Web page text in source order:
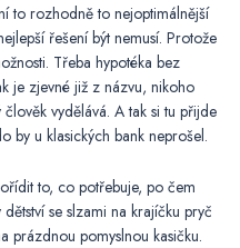
to rozhodně to nejoptimálnější
řešení být nemusí. Protože
Třeba hypotéka bez
je zjevné již z názvu, nikoho
vydělává. A tak si tu přijde
by u klasických bank neprošel.
to, co potřebuje, po čem
se slzami na krajíčku pryč
prázdnou pomyslnou kasičku.